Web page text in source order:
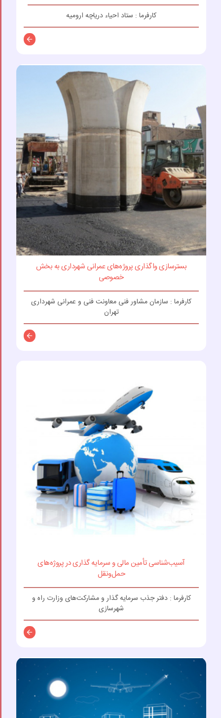
کارفرما : ستاد احیاء دریاچه ارومیه
بسترسازی واگذاری پروژه‌های عمرانی شهرداری به بخش
خصوصی
کارفرما : سازمان مشاور فنی معاونت فنی و عمرانی شهرداری
تهران
آسیب‌شناسی تأمین مالی و سرمایه گذاری در پروژه‌های
حمل‌ونقل
کارفرما : دفتر جذب سرمایه گذار و مشارکت‌های وزارت راه و
شهرسازی